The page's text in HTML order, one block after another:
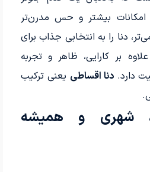
امکانات بیشتر و حس مدرن‌تر
دنا را به انتخابی جذاب برای
بر کارایی، ظاهر و تجربه
دارد.دنا اقساطی یعنی ترکیب
شهری و همیشه